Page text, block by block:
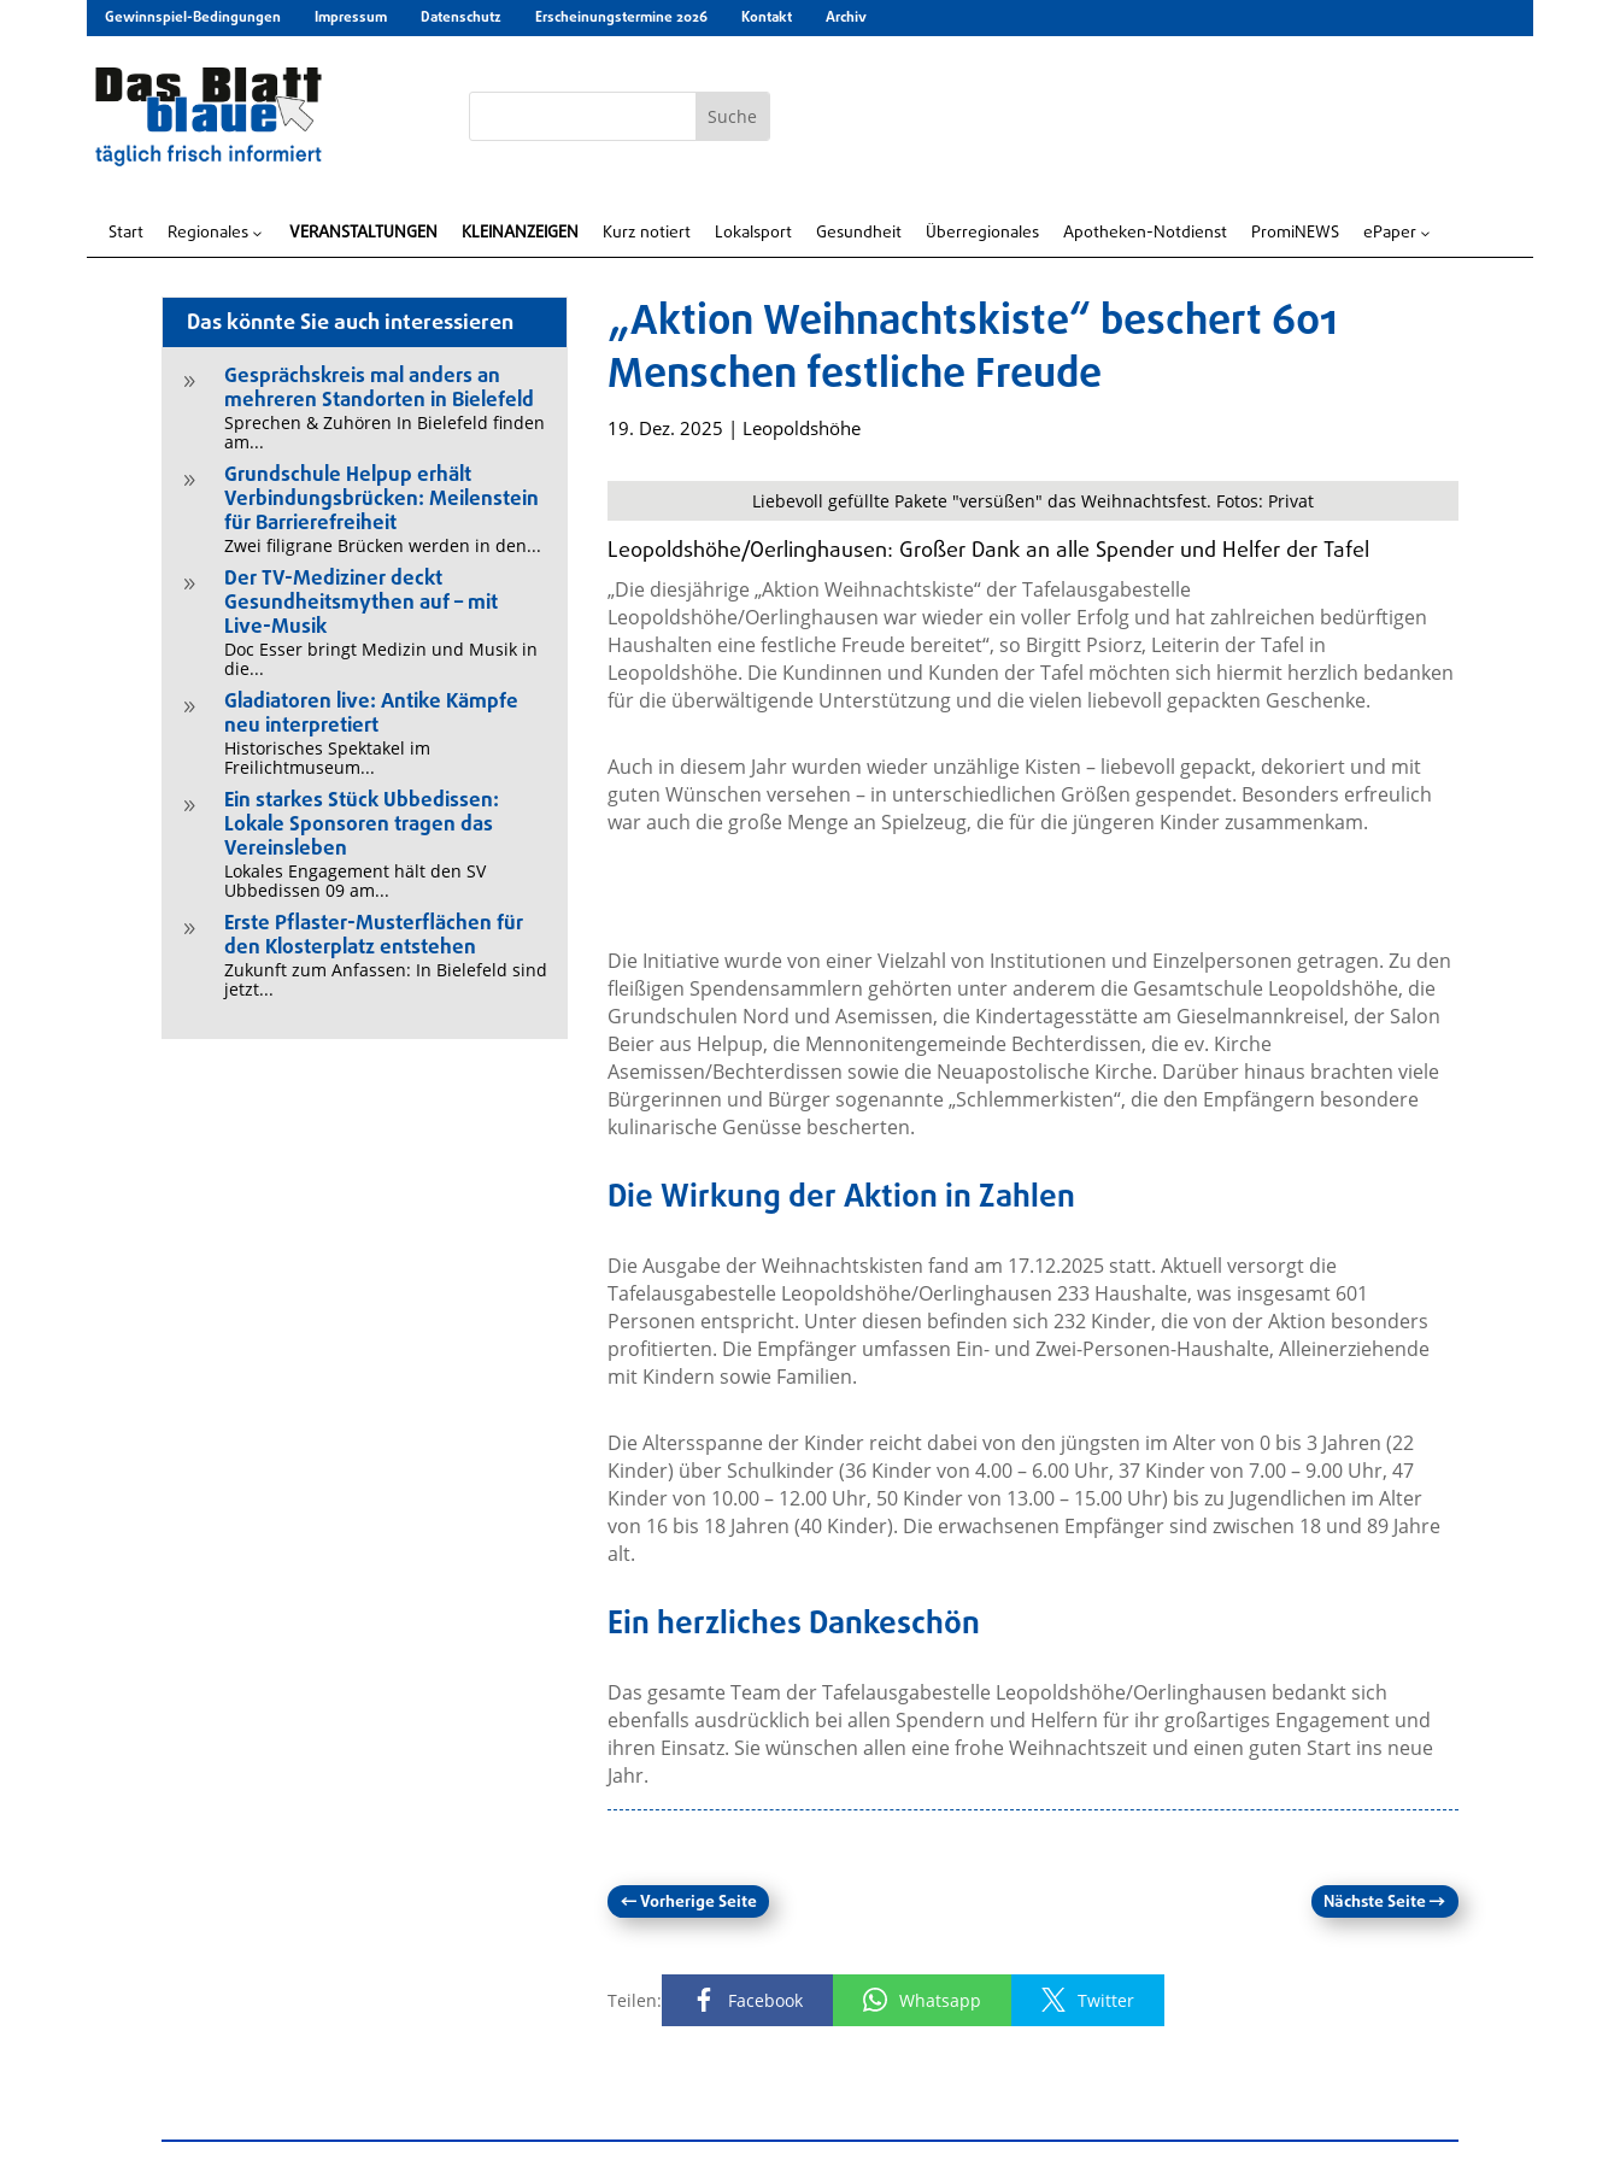
Gewinnspiel-Bedingungen Impressum Datenschutz Erscheinungstermine 2026 Kontakt Archiv
Start Regionales 3 VERANSTALTUNGEN KLEINANZEIGEN Kurz notiert Lokalsport Gesundheit Überregionales Apotheken-Notdienst PromiNEWS ePaper 3
Das könnte Sie auch interessieren
9
Gesprächskreis mal anders an
mehreren Standorten in Bielefeld
Sprechen & Zuhören In Bielefeld finden
am...
9
Grundschule Helpup erhält
Verbindungsbrücken: Meilenstein
für Barrierefreiheit
Zwei filigrane Brücken werden in den...
9
Der TV-Mediziner deckt
Gesundheitsmythen auf – mit
Live-Musik
Doc Esser bringt Medizin und Musik in
die...
9
Gladiatoren live: Antike Kämpfe
neu interpretiert
Historisches Spektakel im
Freilichtmuseum...
9
Ein starkes Stück Ubbedissen:
Lokale Sponsoren tragen das
Vereinsleben
Lokales Engagement hält den SV
Ubbedissen 09 am...
9
Erste Pflaster-Musterflächen für
den Klosterplatz entstehen
Zukunft zum Anfassen: In Bielefeld sind
jetzt...
„Aktion Weihnachtskiste“ beschert 601
Menschen festliche Freude
19. Dez. 2025 | Leopoldshöhe
Liebevoll gefüllte Pakete "versüßen" das Weihnachtsfest. Fotos: Privat
Leopoldshöhe/Oerlinghausen: Großer Dank an alle Spender und Helfer der Tafel
„Die diesjährige „Aktion Weihnachtskiste“ der Tafelausgabestelle
Leopoldshöhe/Oerlinghausen war wieder ein voller Erfolg und hat zahlreichen bedürftigen
Haushalten eine festliche Freude bereitet“, so Birgitt Psiorz, Leiterin der Tafel in
Leopoldshöhe. Die Kundinnen und Kunden der Tafel möchten sich hiermit herzlich bedanken
für die überwältigende Unterstützung und die vielen liebevoll gepackten Geschenke.
Auch in diesem Jahr wurden wieder unzählige Kisten – liebevoll gepackt, dekoriert und mit
guten Wünschen versehen – in unterschiedlichen Größen gespendet. Besonders erfreulich
war auch die große Menge an Spielzeug, die für die jüngeren Kinder zusammenkam.
Die Initiative wurde von einer Vielzahl von Institutionen und Einzelpersonen getragen. Zu den
fleißigen Spendensammlern gehörten unter anderem die Gesamtschule Leopoldshöhe, die
Grundschulen Nord und Asemissen, die Kindertagesstätte am Gieselmannkreisel, der Salon
Beier aus Helpup, die Mennonitengemeinde Bechterdissen, die ev. Kirche
Asemissen/Bechterdissen sowie die Neuapostolische Kirche. Darüber hinaus brachten viele
Bürgerinnen und Bürger sogenannte „Schlemmerkisten“, die den Empfängern besondere
kulinarische Genüsse bescherten.
Die Wirkung der Aktion in Zahlen
Die Ausgabe der Weihnachtskisten fand am 17.12.2025 statt. Aktuell versorgt die
Tafelausgabestelle Leopoldshöhe/Oerlinghausen 233 Haushalte, was insgesamt 601
Personen entspricht. Unter diesen befinden sich 232 Kinder, die von der Aktion besonders
profitierten. Die Empfänger umfassen Ein- und Zwei-Personen-Haushalte, Alleinerziehende
mit Kindern sowie Familien.
Die Altersspanne der Kinder reicht dabei von den jüngsten im Alter von 0 bis 3 Jahren (22
Kinder) über Schulkinder (36 Kinder von 4.00 – 6.00 Uhr, 37 Kinder von 7.00 – 9.00 Uhr, 47
Kinder von 10.00 – 12.00 Uhr, 50 Kinder von 13.00 – 15.00 Uhr) bis zu Jugendlichen im Alter
von 16 bis 18 Jahren (40 Kinder). Die erwachsenen Empfänger sind zwischen 18 und 89 Jahre
alt.
Ein herzliches Dankeschön
Das gesamte Team der Tafelausgabestelle Leopoldshöhe/Oerlinghausen bedankt sich
ebenfalls ausdrücklich bei allen Spendern und Helfern für ihr großartiges Engagement und
ihren Einsatz. Sie wünschen allen eine frohe Weihnachtszeit und einen guten Start ins neue
Jahr.
←Vorherige Seite Nächste Seite→
Teilen: Facebook Whatsapp Twitter